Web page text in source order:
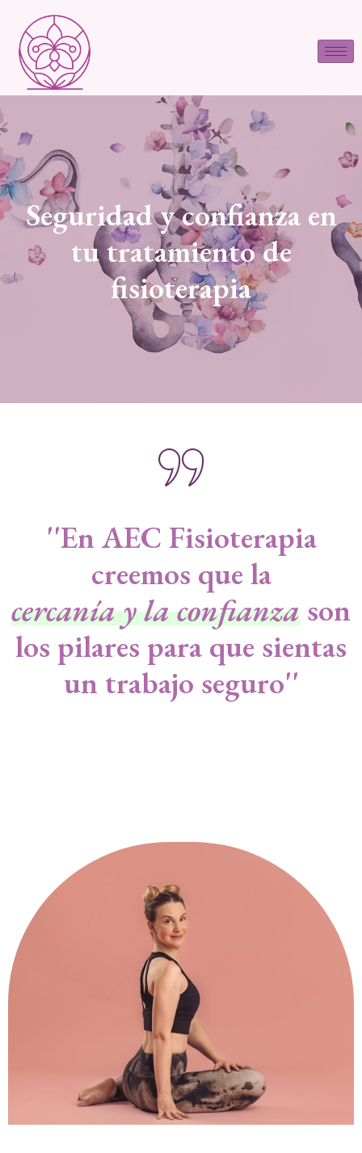
Seguridad y confianza en
tu tratamiento de
fisioterapia
''En AEC Fisioterapia
creemos que la
cercanía y la confianza son
los pilares para que sientas
un trabajo seguro''